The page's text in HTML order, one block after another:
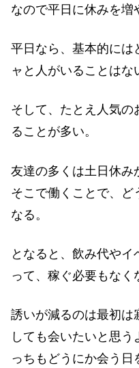
なので平日に休みを増
平日なら、基本的には
ャと人がいることはな
そして、たとえ人気
ることが多い。
友達の多くは土日休み
そこで働くことで、ど
なる。
となると、飲み代や
って、稼ぐ必要もなく
誘いが減るのは最初は
しても会いたいと思
っちもどうにか会う日